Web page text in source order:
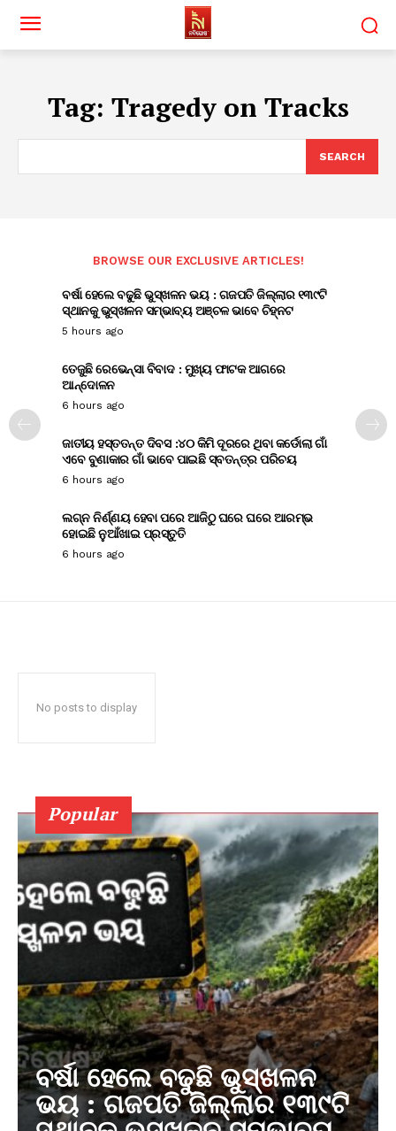
Tag: Tragedy on Tracks
SEARCH
BROWSE OUR EXCLUSIVE ARTICLES!
ବର୍ଷା ହେଲେ ବଢୁଛି ଭୁସ୍ଖଳନ ଭୟ : ଗଜପତି ଜିଲ୍ଲାର ୧୩୯ଟି
ସ୍ଥାନକୁ ଭୁସ୍ଖଳନ ସମ୍ଭାବ୍ୟ ଅଞ୍ଚଳ ଭାବେ ଚିହ୍ନଟ
5 hours ago
ତେଜୁଛି ରେଭେନ୍ସା ବିବାଦ : ମୁଖ୍ୟ ଫାଟକ ଆଗରେ
ଆନ୍ଦୋଳନ
6 hours ago
ଜାତୀୟ ହସ୍ତତନ୍ତ ଦିବସ :୪୦ କିମି ଦୂରରେ ଥିବା କର୍ଡୋଲା ଗାଁ
ଏବେ ବୁଣାକାର ଗାଁ ଭାବେ ପାଇଛି ସ୍ବତନ୍ତ୍ର ପରିଚୟ
6 hours ago
ଲଗ୍ନ ନିର୍ଣ୍ଣୟ ହେବା ପରେ ଆଜିଠୁ ଘରେ ଘରେ ଆରମ୍ଭ
ହୋଇଛି ନୁଆଁଖାଇ ପ୍ରସ୍ତୁତି
6 hours ago
No posts to display
Popular
ବର୍ଷା ହେଲେ ବଢୁଛି ଭୁସ୍ଖଳନ
ଭୟ : ଗଜପତି ଜିଲ୍ଲାର ୧୩୯ଟି